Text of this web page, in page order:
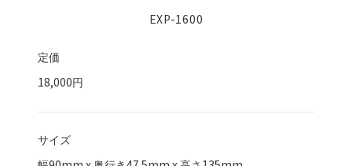
EXP-1600
定価
18,000円
サイズ